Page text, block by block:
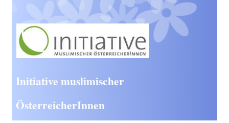
Initiative muslimischer
ÖsterreicherInnen